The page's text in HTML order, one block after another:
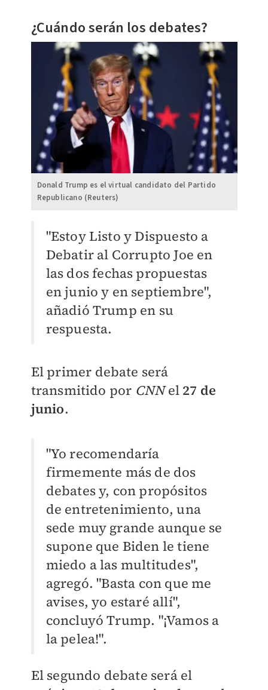
¿Cuándo serán los debates?
Donald Trump es el virtual candidato del Partido
Republicano (Reuters)
"Estoy Listo y Dispuesto a
Debatir al Corrupto Joe en
las dos fechas propuestas
en junio y en septiembre",
añadió Trump en su
respuesta.
El primer debate será
transmitido por CNNel 27 de
junio.
"Yo recomendaría
firmemente más de dos
debates y, con propósitos
de entretenimiento, una
sede muy grande aunque se
supone que Biden le tiene
miedo a las multitudes",
agregó."Basta con que me
avises, yo estaré allí",
concluyó Trump. "¡Vamos a
la pelea!".
El segundo debate será el